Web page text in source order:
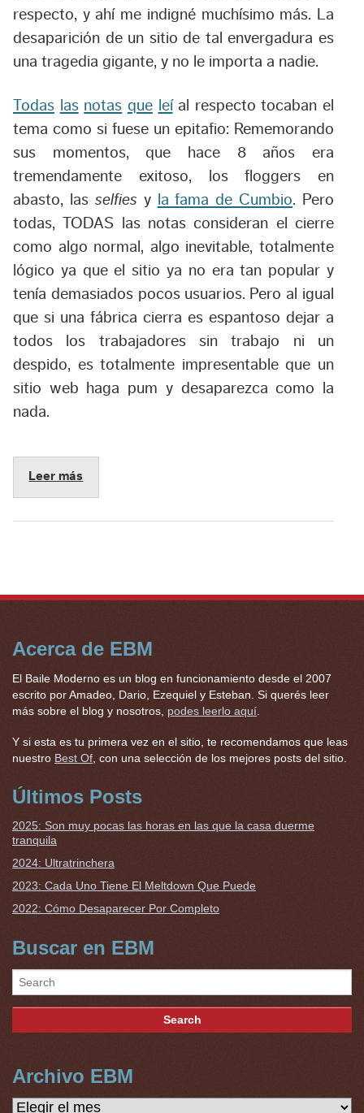
respecto, y ahí me indigné muchísimo más. La
desaparición de un sitio de tal envergadura es
una tragedia gigante, y no le importa a nadie.
Todas las notas que leíal respecto tocaban el
tema como si fuese un epitafio: Rememorando
sus momentos, que hace 8 años era
tremendamente exitoso, los floggers en
abasto, las selfies y la fama de Cumbio. Pero
todas, TODAS las notas consideran el cierre
como algo normal, algo inevitable, totalmente
lógico ya que el sitio ya no era tan popular y
tenía demasiados pocos usuarios. Pero al igual
que si una fábrica cierra es espantoso dejar a
todos los trabajadores sin trabajo ni un
despido, es totalmente impresentable que un
sitio web haga pum y desaparezca como la
nada.
Leer más
Acerca de EBM
El Baile Moderno es un blog en funcionamiento desde el 2007
escrito por Amadeo, Dario, Ezequiel y Esteban. Si querés leer
más sobre el blog y nosotros, podes leerlo aquí
Y si esta es tu primera vez en el sitio, te recomendamos que leas
nuestro Best Of , con una selección de los mejores posts del sitio.
Últimos Posts
2025: Son muy pocas las horas en las que la casa duerme
tranquila
2024: Ultratrinchera
2023: Cada Uno Tiene El Meltdown Que Puede
2022: Cómo Desaparecer Por Completo
Buscar en EBM
Archivo EBM
Archivo